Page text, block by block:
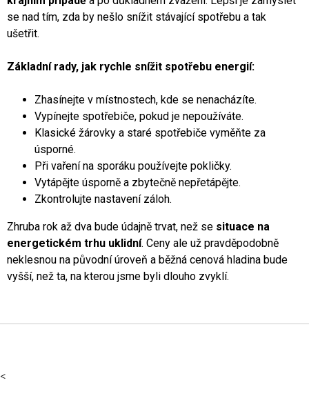
se nad tím, zda by nešlo snížit stávající spotřebu a tak
ušetřit.
Základní rady, jak rychle snížit spotřebu energií:
Zhasínejte v místnostech, kde se nenacházíte.
Vypínejte spotřebiče, pokud je nepoužíváte.
Klasické žárovky a staré spotřebiče vyměňte za
úsporné.
Při vaření na sporáku používejte pokličky.
Vytápějte úsporně a zbytečně nepřetápějte.
Zkontrolujte nastavení záloh.
Zhruba rok až dva bude údajně trvat, než se situace na
energetickém trhu uklidní. Ceny ale už pravděpodobně
neklesnou na původní úroveň a běžná cenová hladina bude
vyšší, než ta, na kterou jsme byli dlouho zvyklí.
<